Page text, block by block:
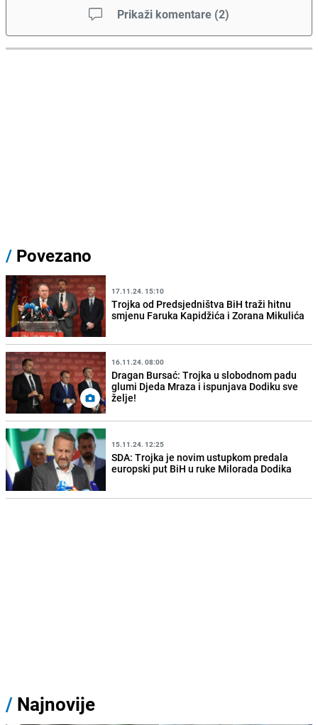
Prikaži komentare (2)
/ Povezano
17.11.24. 15:10
Trojka od Predsjedništva BiH traži hitnu
smjenu Faruka Kapidžića i Zorana Mikulića
16.11.24. 08:00
Dragan Bursać: Trojka u slobodnom padu
glumi Djeda Mraza i ispunjava Dodiku sve
želje!
15.11.24. 12:25
SDA: Trojka je novim ustupkom predala
europski put BiH u ruke Milorada Dodika
/ Najnovije